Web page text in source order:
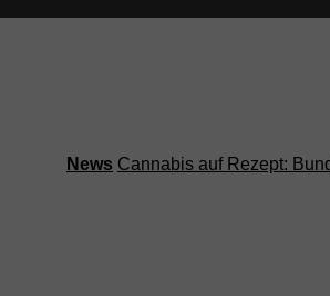
News Cannabis auf Rezept: